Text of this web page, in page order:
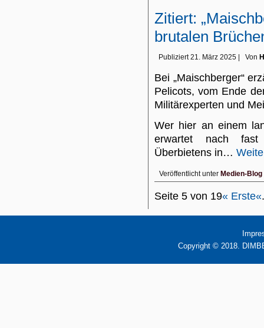
Zitiert:
brutalen
Publiziert 21. März 2025 Von
Bei „Maischberger“
Pelicots, vom Ende
Militärexperten und
Wer hier an einem
erwartet nach fast
Überbietens in…
Veröffentlicht unter Medien-Blog
Seite 5 von 19« Erste«
Copyright © 2018.